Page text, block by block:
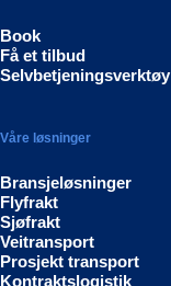
Book
Få et tilbud
Selvbetjeningsverktøy
Våre løsninger
Bransjeløsninger
Flyfrakt
Sjøfrakt
Veitransport
Prosjekt transport
Kontraktslogistik